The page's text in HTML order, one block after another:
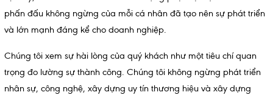
phấn đấu không ngừng của mỗi cá nhân đã tạo nên sự phát triển
và lớn mạnh đáng kể cho doanh nghiệp.
Chúng tôi xem sự hài lòng của quý khách như một tiêu chí quan
trọng đo lường sự thành công. Chúng tôi không ngừng phát triển
nhân sự, công nghệ, xây dựng uy tín thương hiệu và xây dựng